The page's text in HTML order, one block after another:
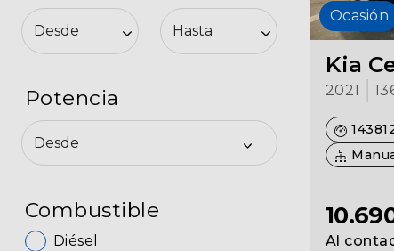
Potencia
Combustible
Diésel
Ocasión
Kia
2021
Al